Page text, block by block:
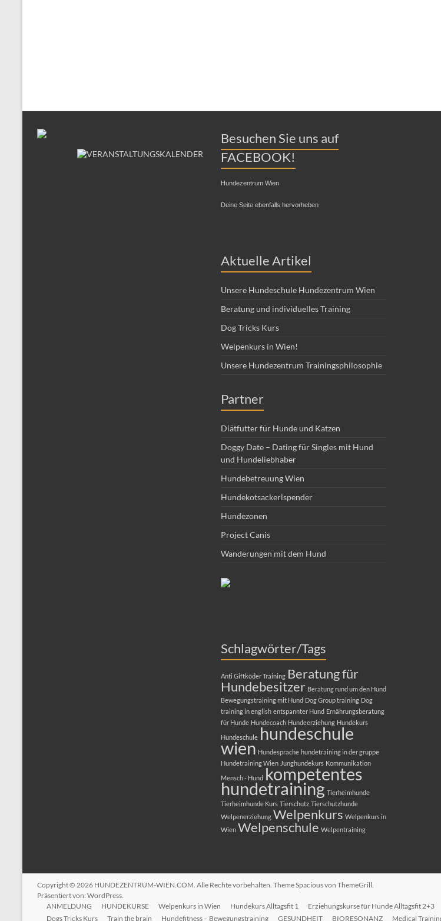
Besuchen Sie uns auf
FACEBOOK!
Hundezentrum Wien
Deine Seite ebenfalls hervorheben
Aktuelle Artikel
Unsere Hundeschule Hundezentrum Wien
Beratung und individuelles Training
Dog Tricks Kurs
Welpenkurs in Wien!
Unsere Hundezentrum Trainingsphilosophie
Partner
Diätfutter für Hunde und Katzen
Doggy Date – Dating für Singles mit Hund
und Hundeliebhaber
Hundebetreuung Wien
Hundekotsackerlspender
Hundezonen
Project Canis
Wanderungen mit dem Hund
Schlagwörter/Tags
Anti Giftköder Training Beratung für
Hundebesitzer Beratung rund um den Hund
Bewegungstraining mit Hund Dog Group training Dog
training in english entspannter Hund Ernährungsberatung
für Hunde Hundecoach Hundeerziehung Hundekurs
Hundeschule hundeschule
wien Hundesprache hundetraining in der gruppe
Hundetraining Wien Junghundekurs Kommunikation
Mensch - Hund kompetentes
hundetraining Tierheimhunde
Tierheimhunde Kurs Tierschutz Tierschutzhunde
Welpenerziehung Welpenkurs Welpenkurs in
Wien Welpenschule Welpentraining
Copyright © 2026 HUNDEZENTRUM-WIEN.COM. Alle Rechte vorbehalten. ThemeSpaciousvon ThemeGrill.
Präsentiert von: WordPress.
ANMELDUNG
HUNDEKURSE Welpenkurs in Wien Hundekurs Alltagsfit 1 Erziehungskurse für Hunde Alltagsfit 2+3
Dogs Tricks Kurs
Train the brain Hundefitness – Bewegungstraining GESUNDHEIT BIORESONANZ Medical